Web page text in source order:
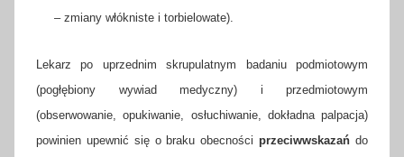
– zmiany włókniste i torbielowate).
Lekarz po uprzednim skrupulatnym badaniu podmiotowym
(pogłębiony wywiad medyczny) i przedmiotowym
(obserwowanie, opukiwanie, osłuchiwanie, dokładna palpacja)
powinien upewnić się o braku obecnościprzeciwwskazań do